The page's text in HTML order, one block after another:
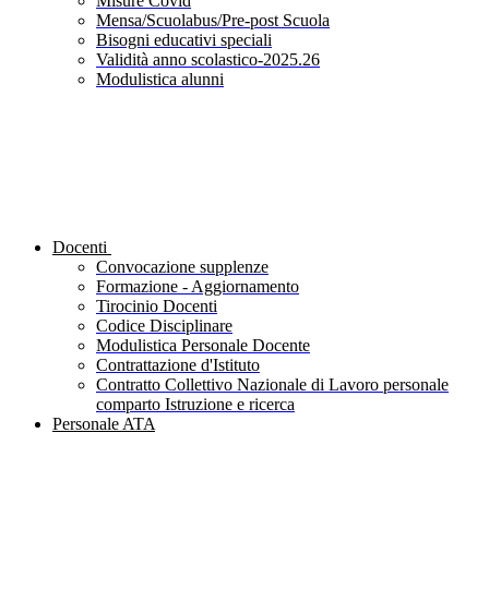
Mensa/Scuolabus/Pre-post Scuola
Bisogni educativi speciali
Validità anno scolastico-2025.26
Modulistica alunni
Docenti
Convocazione supplenze
Formazione - Aggiornamento
Tirocinio Docenti
Codice Disciplinare
Modulistica Personale Docente
Contrattazione d'Istituto
Contratto Collettivo Nazionale di Lavoro personale
comparto Istruzione e ricerca
Personale ATA